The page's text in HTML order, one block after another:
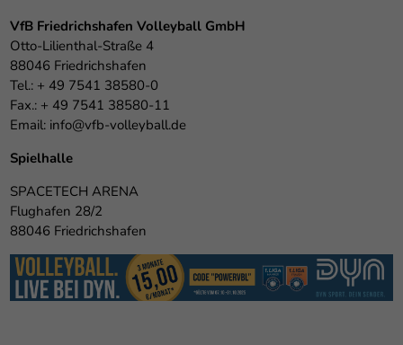
VfB Friedrichshafen Volleyball GmbH
Otto-Lilienthal-Straße 4
88046 Friedrichshafen
Tel.: + 49 7541 38580-0
Fax.: + 49 7541 38580-11
Email: info@vfb-volleyball.de
Spielhalle
SPACETECH ARENA
Flughafen 28/2
88046 Friedrichshafen